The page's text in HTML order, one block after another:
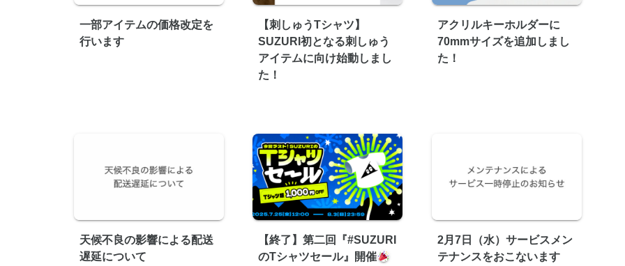
一部アイテムの価格改定を
行います
【刺しゅうTシャツ】
SUZURI初となる刺しゅう
アイテムに向け始動しまし
た！
アクリルキーホルダーに
70mmサイズを追加しまし
た！
天候不良の影響による配送
遅延について
【終了】第二回『#SUZURI
のTシャツセール』開催
2月7日（水）サービスメン
テナンスをおこないます